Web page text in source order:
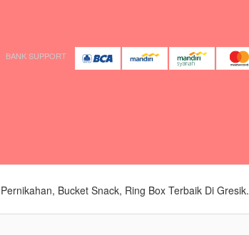
BANK SUPPORT
Bucket Snack, Ring Box Terbaik Di Gresik.